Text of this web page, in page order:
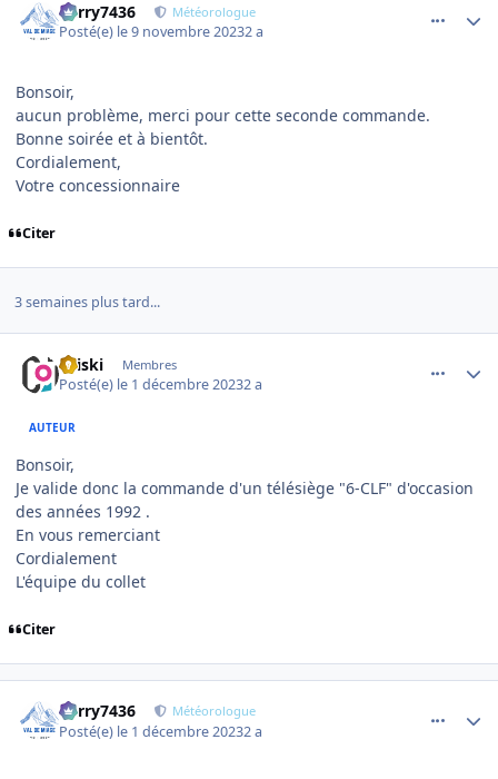
Perry7436 Météorologue
Posté(e) le 9 novembre 20232 a
Bonsoir,
aucun problème, merci pour cette seconde commande.
Bonne soirée et à bientôt.
Cordialement,
Votre concessionnaire
Citer
3 semaines plus tard...
titiski Membres
Posté(e) le 1 décembre 20232 a
AUTEUR
Bonsoir,
Je valide donc la commande d'un télésiège "6-CLF" d'occasion
des années 1992 .
En vous remerciant
Cordialement
L'équipe du collet
Citer
Perry7436 Météorologue
Posté(e) le 1 décembre 20232 a